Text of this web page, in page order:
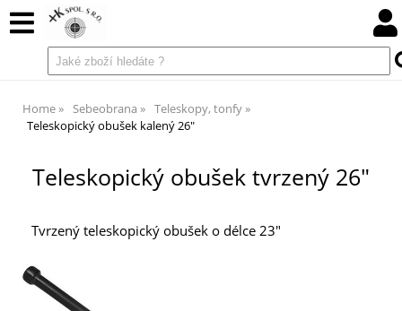
Home Sebeobrana
Teleskopy, tonfy
Teleskopický obušek kalený 26"
Teleskopický obušek tvrzený 26"
Tvrzený teleskopický obušek o délce 23"